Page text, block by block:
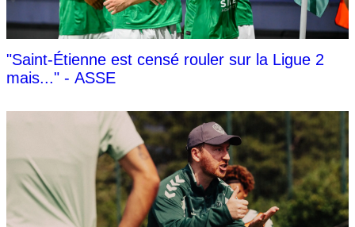
"Saint-Étienne est censé rouler sur la Ligue 2
mais..." - ASSE